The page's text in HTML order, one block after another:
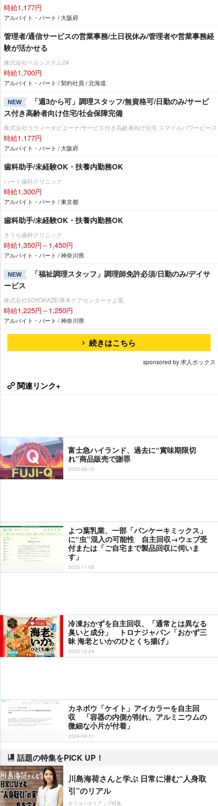
時給1,177円
アルバイト・パート / 大阪府
管理者/通信サービスの営業事務/土日祝休み/管理者や営業事務経
験が活かせる
株式会社ベルシステム24
時給1,700円
アルバイト・パート / 契約社員 / 北海道
NEW
「週3から可」調理スタッフ/無資格可/日勤のみ/サービ
ス付き高齢者向け住宅/社会保障完備
株式会社ラヴィータピエーナ/サービス付き高齢者向け住宅 スマイルパワーピース
時給1,177円
アルバイト・パート / 大阪府
歯科助手/未経験OK・扶養内勤務OK
ハート歯科クリニック
時給1,300円
アルバイト・パート / 東京都
歯科助手/未経験OK・扶養内勤務OK
きうち歯科クリニック
時給1,350円～1,450円
アルバイト・パート / 神奈川県
NEW
「福祉調理スタッフ」調理師免許必須/日勤のみ/デイサ
ービス
株式会社SOYOKAZE/厚木ケアセンターそよ風
時給1,225円～1,250円
アルバイト・パート / 神奈川県
続きはこちら
sponsored by 求人ボックス
関連リンク+
富士急ハイランド、過去に“賞味期限切
れ”商品販売で謝罪
2025-08-10
よつ葉乳業、一部「パンケーキミックス」
に“虫”混入の可能性 自主回収→ウェブ受
付または「ご自宅まで製品回収に伺いま
す」
2025-11-05
冷凍おかずを自主回収、「通常とは異なる
臭いと成分」 トロナジャパン「おかず三
昧 海老といかのひとくち揚げ」
2025-12-24
カネボウ「ケイト」アイカラーを自主回
収 「容器の内側が削れ、アルミニウムの
微細な小片が付着」
2024-04-11
話題の特集をPICK UP！
川島海荷さんと学ぶ 日常に潜む“人身取
引”のリアル
オリコンタイアップ特集